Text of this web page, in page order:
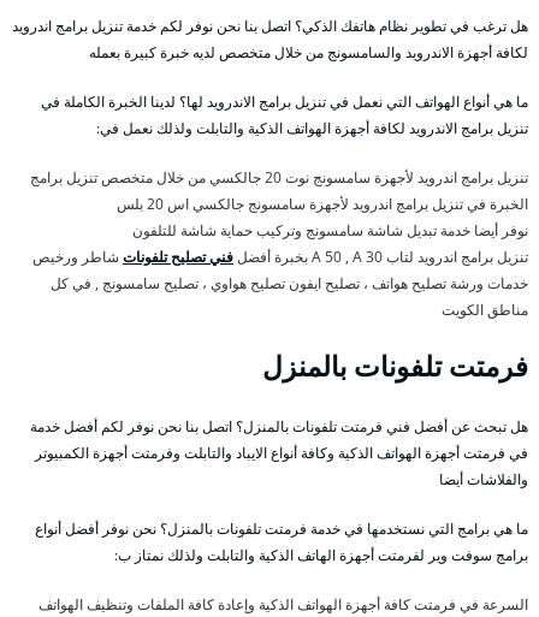
هل ترغب في تطوير نظام هاتفك الذكي؟ اتصل بنا نحن نوفر لكم خدمة تنزيل برامج اندرويد
لكافة أجهزة الاندرويد والسامسونج من خلال متخصص لديه خبرة كبيرة بعمله
ما هي أنواع الهواتف التي نعمل في تنزيل برامج الاندرويد لها؟ لدينا الخبرة الكاملة في
تنزيل برامج الاندرويد لكافة أجهزة الهواتف الذكية والتابلت ولذلك نعمل في:
تنزيل برامج اندرويد لأجهزة سامسونج نوت 20 جالكسي من خلال متخصص تنزيل برامج
الخبرة في تنزيل برامج اندرويد لأجهزة سامسونج جالكسي اس 20 بلس
نوفر أيضا خدمة تبديل شاشة سامسونج وتركيب حماية شاشة للتلفون
تنزيل برامج اندرويد لتاب A 50 , A 30 بخبرة أفضل
فني تصليح تلفونات شاطر ورخيص
خدمات ورشة تصليح هواتف ، تصليح ايفون تصليح هواوي ، تصليح سامسونج , في كل
مناطق الكويت
فرمتت تلفونات بالمنزل
هل تبحث عن أفضل فني فرمتت تلفونات بالمنزل؟ اتصل بنا نحن نوفر لكم أفضل خدمة
في فرمتت أجهزة الهواتف الذكية وكافة أنواع الايباد والتابلت وفرمتت أجهزة الكمبيوتر
والفلاشات أيضا
ما هي برامج التي نستخدمها في خدمة فرمتت تلفونات بالمنزل؟ نحن نوفر أفضل أنواع
برامج سوفت وير لفرمتت أجهزة الهاتف الذكية والتابلت ولذلك نمتاز ب:
السرعة في فرمتت كافة أجهزة الهواتف الذكية وإعادة كافة الملفات وتنظيف الهواتف